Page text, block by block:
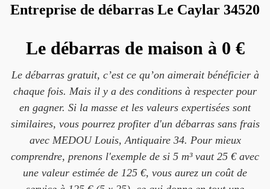
Entreprise de débarras Le Caylar 34520
Le débarras de maison à 0 €
Le débarras gratuit, c’est ce qu’on aimerait bénéficier à
chaque fois. Mais il y a des conditions à respecter pour
en gagner. Si la masse et les valeurs expertisées sont
similaires, vous pourrez profiter d'un débarras sans frais
avec MEDOU Louis, Antiquaire 34. Pour mieux
comprendre, prenons l'exemple de si 5 m³ vaut 25 € avec
une valeur estimée de 125 €, vous aurez un coût de